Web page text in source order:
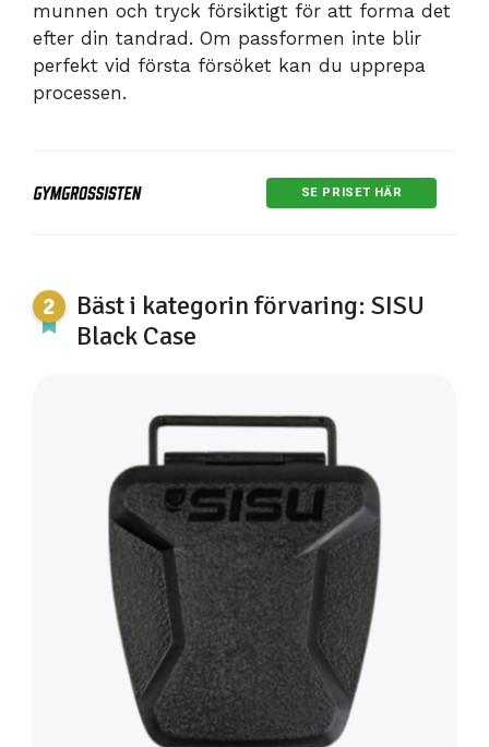
munnen och tryck försiktigt för att forma det
efter din tandrad. Om passformen inte blir
perfekt vid första försöket kan du upprepa
processen.
SE PRISET HÄR
Bäst i kategorin förvaring: SISU
Black Case